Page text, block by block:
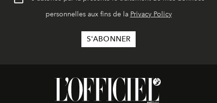
personnelles aux fins de la Privacy Policy